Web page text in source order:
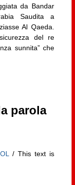
da Bandar
Saudita a
Al Qaeda.
del re
sunnita” che
parola
/ This text is